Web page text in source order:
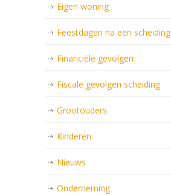
Eigen woning
Feestdagen na een scheiding
Financiële gevolgen
Fiscale gevolgen scheiding
Grootouders
Kinderen
Nieuws
Onderneming